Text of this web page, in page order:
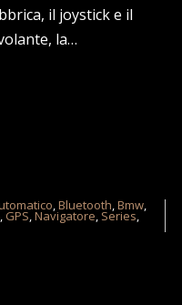
il joystick e il
la…
,Bluetooth,Bmw,
, GPS,Navigatore, Series,